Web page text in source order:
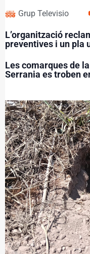
Grup Televisio
L’organització
preventives i un pla
Les comarques de
Serrania es troben